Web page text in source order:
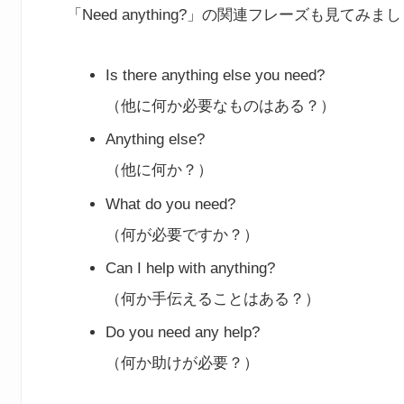
「Need anything?」の関連フレーズも見てみま
Is there anything else you need?
（他に何か必要なものはある？）
Anything else?
（他に何か？）
What do you need?
（何が必要ですか？）
Can I help with anything?
（何か手伝えることはある？）
Do you need any help?
（何か助けが必要？）